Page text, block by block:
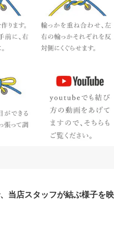
当店スタッフが結ぶ様子を